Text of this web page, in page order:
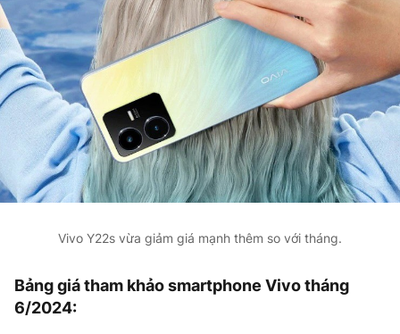
Vivo Y22s vừa giảm giá mạnh thêm so với tháng.
Bảng giá tham khảo smartphone Vivo tháng
6/2024: